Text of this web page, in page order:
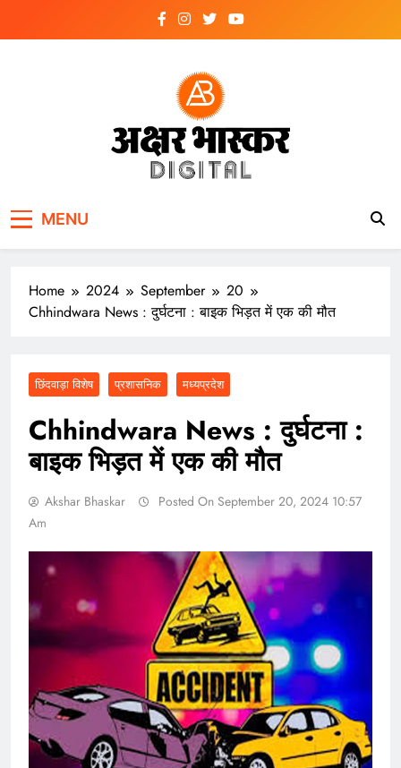
MENU
Home 2024 September
20
Chhindwara News : दुर्घटना : बाइक भिड़त में एक की मौत
छिंदवाड़ा विशेष प्रशासनिक मध्यप्रदेश
Chhindwara News : दुर्घटना :
बाइक भिड़त में एक की मौत
Akshar Bhaskar
Posted On September 20, 2024 10:57
Am